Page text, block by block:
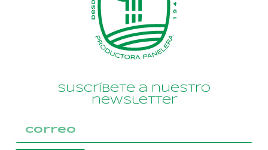
Suscríbete a nuestro
newsletter